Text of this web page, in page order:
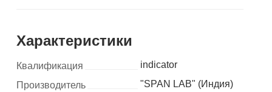
Характеристики
Квалификация
indicator
Производитель
"SPAN LAB" (Индия)